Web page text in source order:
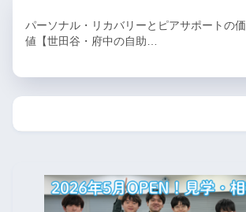
パーソナル・リカバリーとピアサポートの価
値【世田谷・府中の自助…